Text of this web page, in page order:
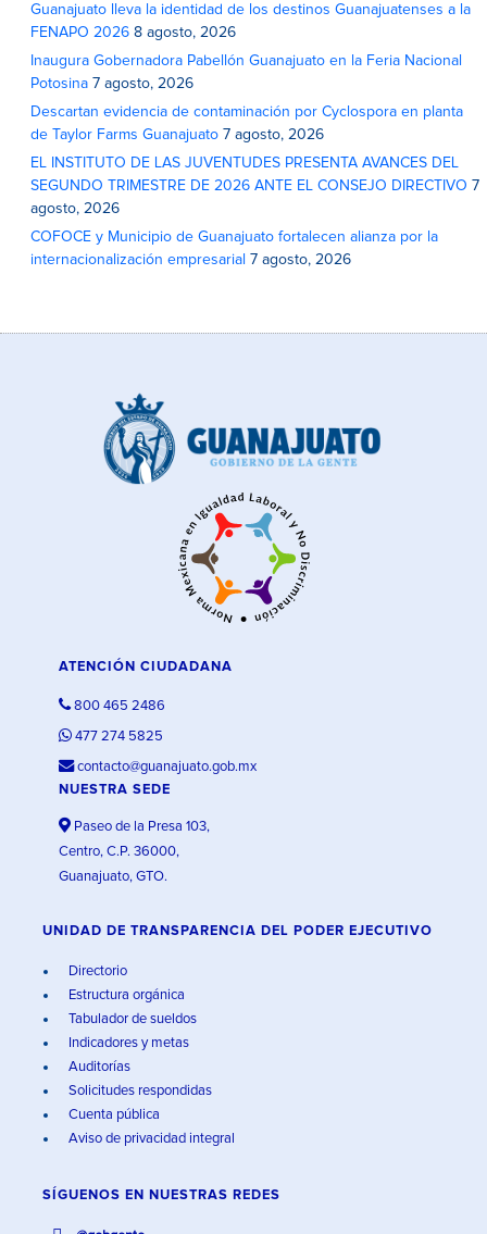
Guanajuato lleva la identidad de los destinos Guanajuatenses a la
FENAPO 2026 8 agosto, 2026
Inaugura Gobernadora Pabellón Guanajuato en la Feria Nacional
Potosina 7 agosto, 2026
Descartan evidencia de contaminación por Cyclospora en planta
de Taylor Farms Guanajuato 7 agosto, 2026
EL INSTITUTO DE LAS JUVENTUDES PRESENTA AVANCES DEL
SEGUNDO TRIMESTRE DE 2026 ANTE EL CONSEJO DIRECTIVO 7
agosto, 2026
COFOCE y Municipio de Guanajuato fortalecen alianza por la
internacionalización empresarial 7 agosto, 2026
ATENCIÓN CIUDADANA
800 465 2486
477 274 5825
contacto@guanajuato.gob.mx
NUESTRA SEDE
Paseo de la Presa 103,
Centro, C.P. 36000,
Guanajuato, GTO.
UNIDAD DE TRANSPARENCIA DEL PODER EJECUTIVO
Directorio
Estructura orgánica
Tabulador de sueldos
Indicadores y metas
Auditorías
Solicitudes respondidas
Cuenta pública
Aviso de privacidad integral
SÍGUENOS EN NUESTRAS REDES